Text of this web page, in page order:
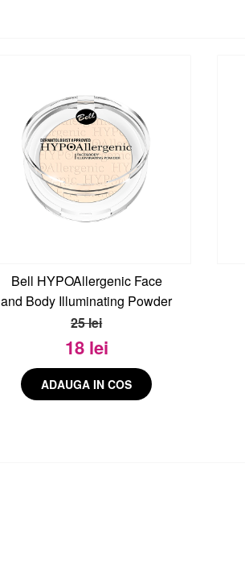
Bell HYPOAllergenic Face
and Body Illuminating Powder
25 lei
18 lei